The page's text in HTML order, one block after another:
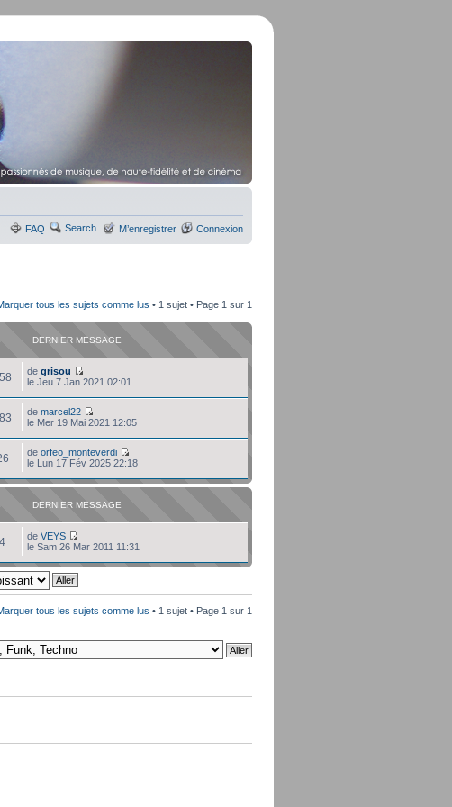
FAQ Search M’enregistrer Connexion
tous les sujets comme lus • 1 sujet • Page 1 sur 1
DERNIER MESSAGE
degrisou
le Jeu 7 Jan 2021 02:01
demarcel22
le Mer 19 Mai 2021 12:05
deorfeo_monteverdi
le Lun 17 Fév 2025 22:18
DERNIER MESSAGE
deVEYS
le Sam 26 Mar 2011 11:31
tous les sujets comme lus • 1 sujet • Page 1 sur 1